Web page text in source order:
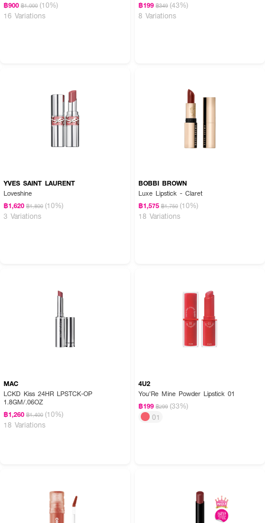
How to Use:
· สำหรับลุคที่ดูเป็นธรรมชาติ สามารถแตะเบาๆ ที่กึ่งกลางริมฝีปากแล้วเกลี่ยด้วย
฿900 ฿1,000 (10%)
16 Variations
฿199 ฿349 (43%)
8 Variations
YVES SAINT LAURENT
Loveshine
฿1,620 ฿1,800 (10%)
3 Variations
BOBBI BROWN
Luxe Lipstick - Claret
฿1,575 ฿1,750 (10%)
18 Variations
MAC
LCKD Kiss 24HR LPSTCK-OP
1.8GM/.06OZ
฿1,260 ฿1,400 (10%)
18 Variations
4U2
You'Re Mine Powder Lipstick 01
฿199 ฿299 (33%)
01